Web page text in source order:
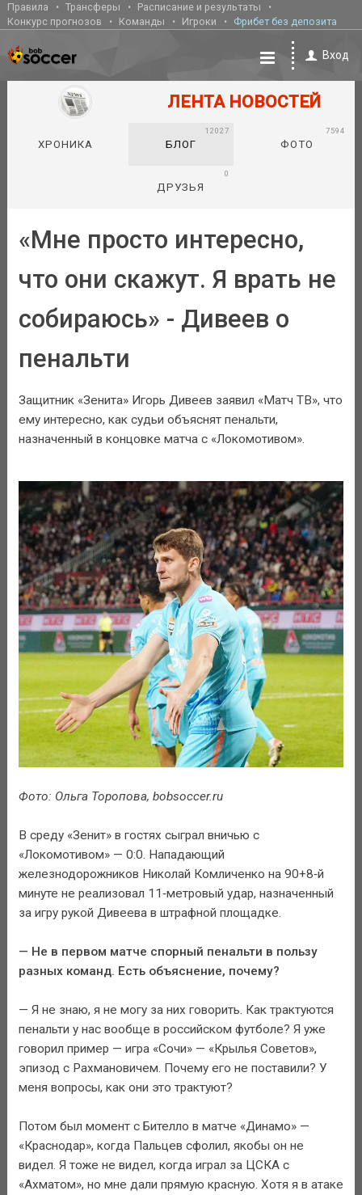
Правила Трансферы
Расписание и результаты
Конкурс прогнозов
Команды Игроки Фрибет без депозита
Вход
ЛЕНТА НОВОСТЕЙ
ХРОНИКА БЛОГ
12027
ФОТО
7594
ДРУЗЬЯ
0
«Мне просто интересно,
что они скажут. Я врать не
собираюсь» - Дивеев о
пенальти
Защитник «Зенита» Игорь Дивеев заявил «Матч ТВ», что
ему интересно, как судьи объяснят пенальти,
назначенный в концовке матча с «Локомотивом».
Фото: Ольга Торопова, bobsoccer.ru
В среду «Зенит» в гостях сыграл вничью с
«Локомотивом» — 0:0. Нападающий
железнодорожников Николай Комличенко на 90+8‑й
минуте не реализовал 11‑метровый удар, назначенный
за игру рукой Дивеева в штрафной площадке.
— Не в первом матче спорный пенальти в пользу
разных команд. Есть объяснение, почему?
— Я не знаю, я не могу за них говорить. Как трактуются
пенальти у нас вообще в российском футболе? Я уже
говорил пример — игра «Сочи» — «Крылья Советов»,
эпизод с Рахмановичем. Почему его не поставили? У
меня вопросы, как они это трактуют?
Потом был момент с Бителло в матче «Динамо» —
«Краснодар», когда Пальцев сфолил, якобы он не
видел. Я тоже не видел, когда играл за ЦСКА с
«Ахматом», но мне дали прямую красную. Хотя я в атаке